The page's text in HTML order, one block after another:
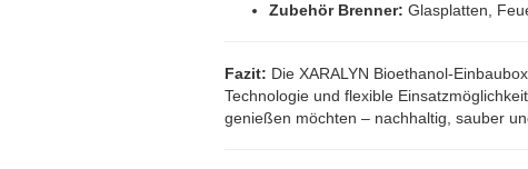
Zubehör Brenner: Glasplatten,
Fazit: Die XARALYN Bioethanol-
Technologie und flexible
genießen möchten – nachhaltig, sauber